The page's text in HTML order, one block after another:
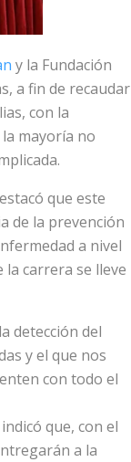
y la Fundación
a fin de recaudar
con la
mayoría no
que este
de la prevención
a nivel
carrera se lleve
detección del
y el que nos
con todo el
que, con el
a la